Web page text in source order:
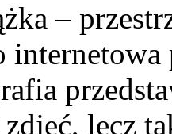
–
lecz